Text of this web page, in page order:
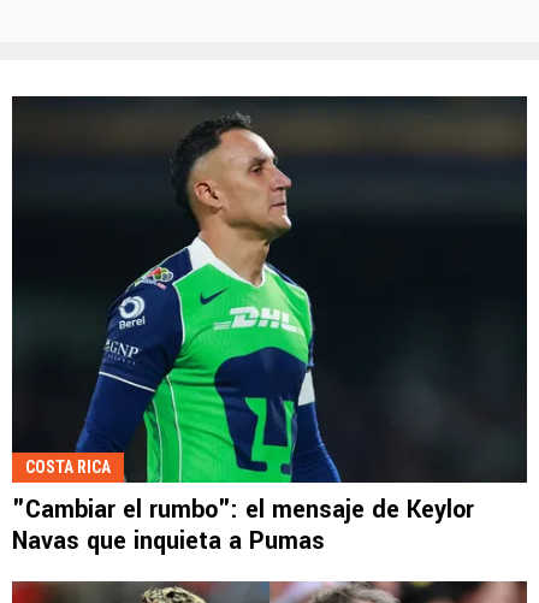
COSTA RICA
"Cambiar el rumbo": el mensaje de Keylor
Navas que inquieta a Pumas